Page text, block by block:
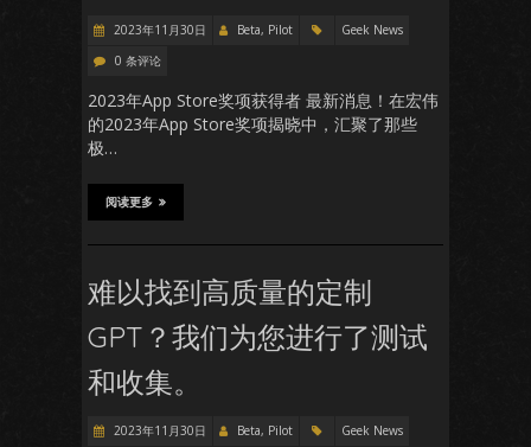
2023年11月30日 Beta, Pilot
Geek News
0 条评论
2023年App Store奖项获得者 最新消息！在宏伟
的2023年App Store奖项揭晓中，汇聚了那些
极…
阅读更多
难以找到高质量的定制
GPT？我们为您进行了测试
和收集。
2023年11月30日 Beta, Pilot
Geek News